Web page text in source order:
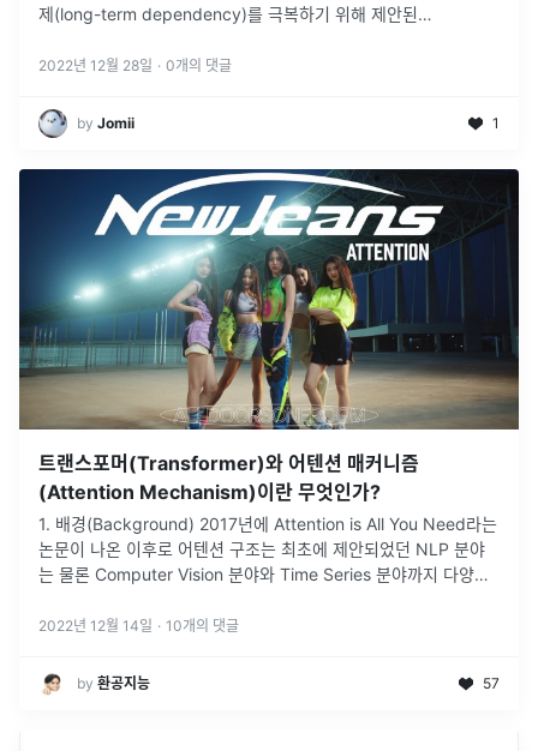
제(long-term dependency)를 극복하기 위해 제안된
2022년 12월 28일 · 0개의 댓글
by Jomii 1
트랜스포머(Transformer)와 어텐션 매커니즘
(Attention Mechanism)이란 무엇인가?
1. 배경(Background) 2017년에 Attention is All You Need라는
논문이 나온 이후로 어텐션 구조는 최초에 제안되었던 NLP 분야
는 물론 Computer Vision 분야와 Time Series 분야까지 다양한
2022년 12월 14일 · 10개의 댓글
by 환공지능 57